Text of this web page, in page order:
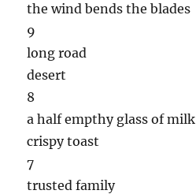
the wind bends the blades
9
long road
desert
8
a half empthy glass of milk
crispy toast
7
trusted family